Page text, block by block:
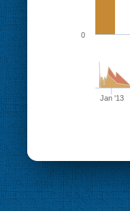
0
Jan '13